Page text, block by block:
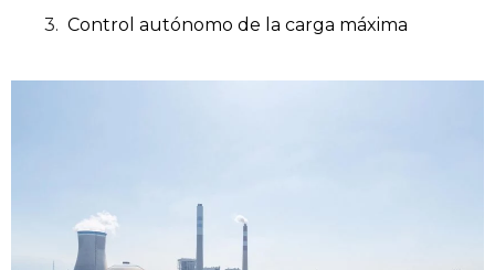
Control autónomo de la carga máxima